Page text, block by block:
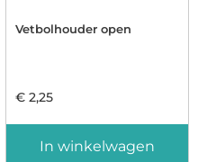
Vetbolhouder open
€ 2,25
In winkelwagen